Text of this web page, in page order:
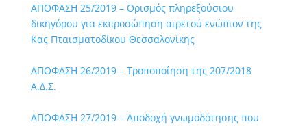
ΑΠΟΦΑΣΗ 25/2019 – Ορισμός πληρεξούσιου
δικηγόρου για εκπροσώπηση αιρετού ενώπιον της
Κας Πταισματοδίκου Θεσσαλονίκης
ΑΠΟΦΑΣΗ 26/2019 – Τροποποίηση της 207/2018
Α.Δ.Σ.
ΑΠΟΦΑΣΗ 27/2019 – Αποδοχή γνωμοδότησης που